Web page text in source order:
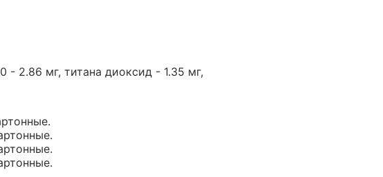
- 2.86 мг, титана диоксид - 1.35 мг,